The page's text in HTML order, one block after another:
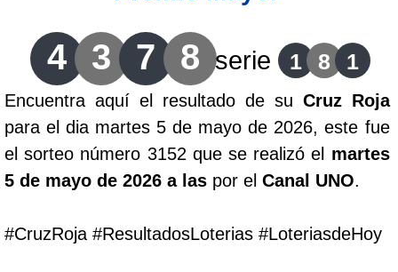
Lotería del Cauca
Lotería de Boyaca
Extra de Colombia
Antioqueñita Día
Antioqueñita Tarde
4 3 7 8 serie 1 8 1
Encuentra aquí el resultado de su Cruz Roja
para el dia martes 5 de mayo de 2026, este fue
el sorteo número 3152 que se realizó el martes
5 de mayo de 2026 a las por el Canal UNO.
#CruzRoja #ResultadosLoterias #LoteriasdeHoy